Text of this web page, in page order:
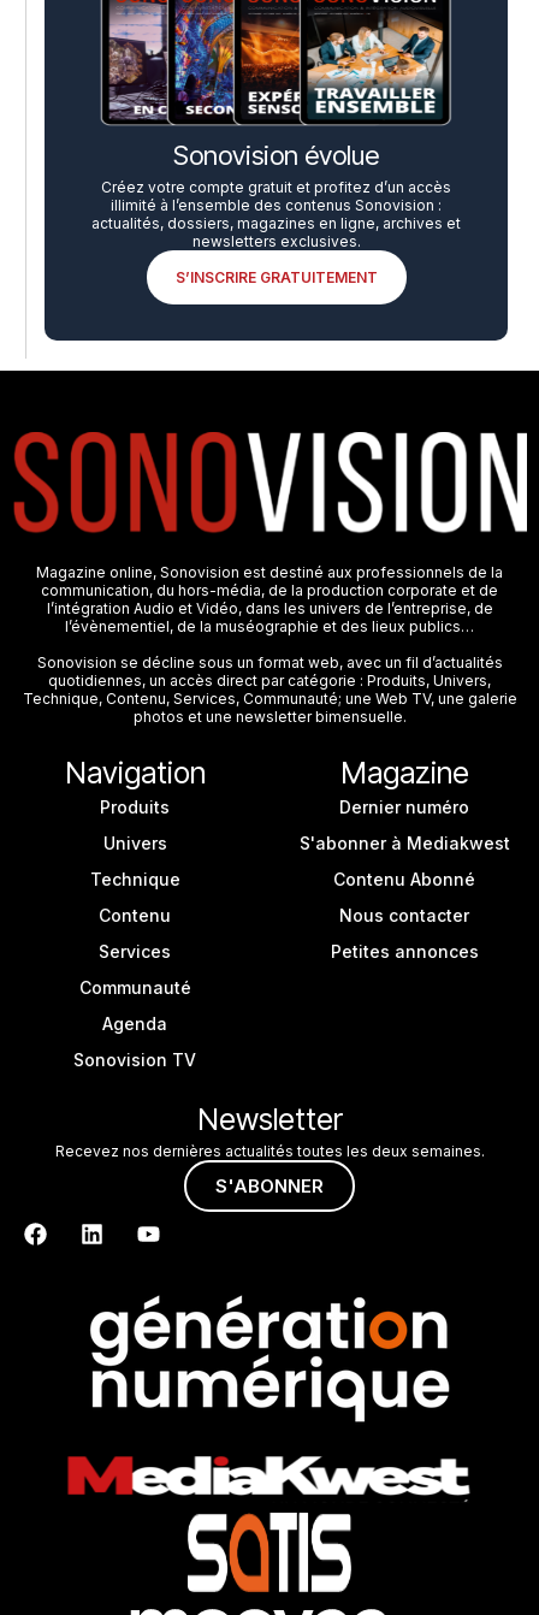
Sonovision évolue
Créez votre compte gratuit et profitez d’un accès
illimité à l’ensemble des contenus Sonovision :
actualités, dossiers, magazines en ligne, archives et
newsletters exclusives.
S’INSCRIRE GRATUITEMENT
Magazine online, Sonovision est destiné aux professionnels de la
communication, du hors-média, de la production corporate et de
l’intégration Audio et Vidéo, dans les univers de l’entreprise, de
l’évènementiel, de la muséographie et des lieux publics…
Sonovision se décline sous un format web, avec un fil d’actualités
quotidiennes, un accès direct par catégorie : Produits, Univers,
Technique, Contenu, Services, Communauté; une Web TV, une galerie
photos et une newsletter bimensuelle.
Navigation
Produits
Univers
Technique
Contenu
Services
Communauté
Agenda
Sonovision TV
Magazine
Dernier numéro
S'abonner à Mediakwest
Contenu Abonné
Nous contacter
Petites annonces
Newsletter
Recevez nos dernières actualités toutes les deux semaines.
S'ABONNER